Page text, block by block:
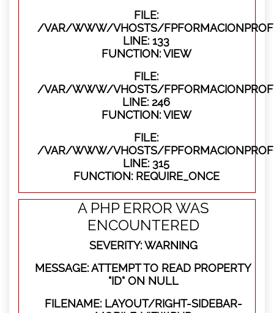
FILE:
/VAR/WWW/VHOSTS/
LINE: 133
FUNCTION: VIEW
FILE:
/VAR/WWW/VHOSTS/
LINE: 246
FUNCTION: VIEW
FILE:
/VAR/WWW/VHOSTS/
LINE: 315
FUNCTION: REQUIRE_ONCE
A PHP ERROR WAS
ENCOUNTERED
SEVERITY: WARNING
MESSAGE: ATTEMPT TO READ PROPERTY
"ID" ON NULL
FILENAME: LAYOUT/RIGHT-SIDEBAR-